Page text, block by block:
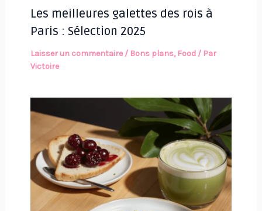
Les meilleures galettes des rois à
Paris : Sélection 2025
Laisser un commentaire / Bons plans, Food/ Par
Victoire